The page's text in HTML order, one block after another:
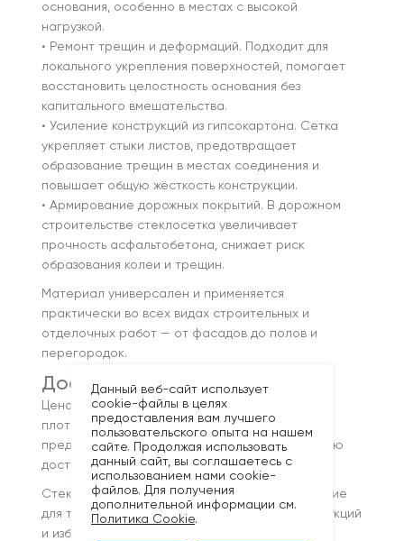
основания, особенно в местах с высокой
нагрузкой.
• Ремонт трещин и деформаций. Подходит для
локального укрепления поверхностей, помогает
восстановить целостность основания без
капитального вмешательства.
• Усиление конструкций из гипсокартона. Сетка
укрепляет стыки листов, предотвращает
образование трещин в местах соединения и
повышает общую жёсткость конструкции.
• Армирование дорожных покрытий. В дорожном
строительстве стеклосетка увеличивает
прочность асфальтобетона, снижает риск
образования колеи и трещин.
Материал универсален и применяется
практически во всех видах строительных и
отделочных работ — от фасадов до полов и
перегородок.
Доставка и оплата
Цена на стеклотканевую сетку зависит от
плотности, размера ячеек и длины рулона. Мы
предлагаем гибкие условия поставки и быструю
доставку по всей территории Беларуси.
Стеклотканевая сетка — это надёжное решение
для тех, кто хочет повысить прочность конструкций
и избежать лишних затрат на ремонт. Покупая
Данный веб-сайт использует
cookie-файлы в целях
предоставления вам лучшего
пользовательского опыта на нашем
сайте. Продолжая использовать
данный сайт, вы соглашаетесь с
использованием нами cookie-
файлов. Для получения
дополнительной информации см.
Политика Cookie.